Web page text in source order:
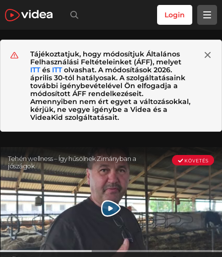
Login
Tájékoztatjuk, hogy módosítjuk Általános
Felhasználási Feltételeinket (ÁFF), melyet
ITTés ITTolvashat. A módosítások 2026.
április 30-tól hatályosak. A szolgáltatásaink
további igénybevételével Ön elfogadja a
módosított ÁFF rendelkezéseit.
Amennyiben nem ért egyet a változásokkal,
kérjük, ne vegye igénybe a Videa és a
VideaKid szolgáltatásait.